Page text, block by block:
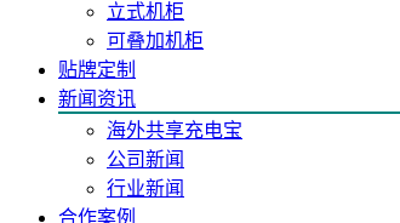
立式机柜
可叠加机柜
贴牌定制
新闻资讯
海外共享充电宝
公司新闻
行业新闻
合作案例